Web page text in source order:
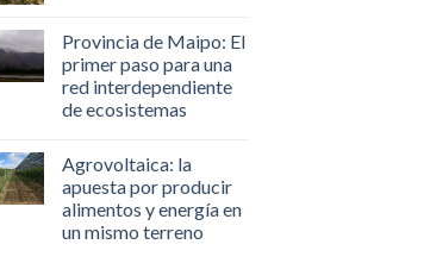
Provincia de Maipo: El
primer paso para una
red interdependiente
de ecosistemas
Agrovoltaica: la
apuesta por producir
alimentos y energía en
un mismo terreno